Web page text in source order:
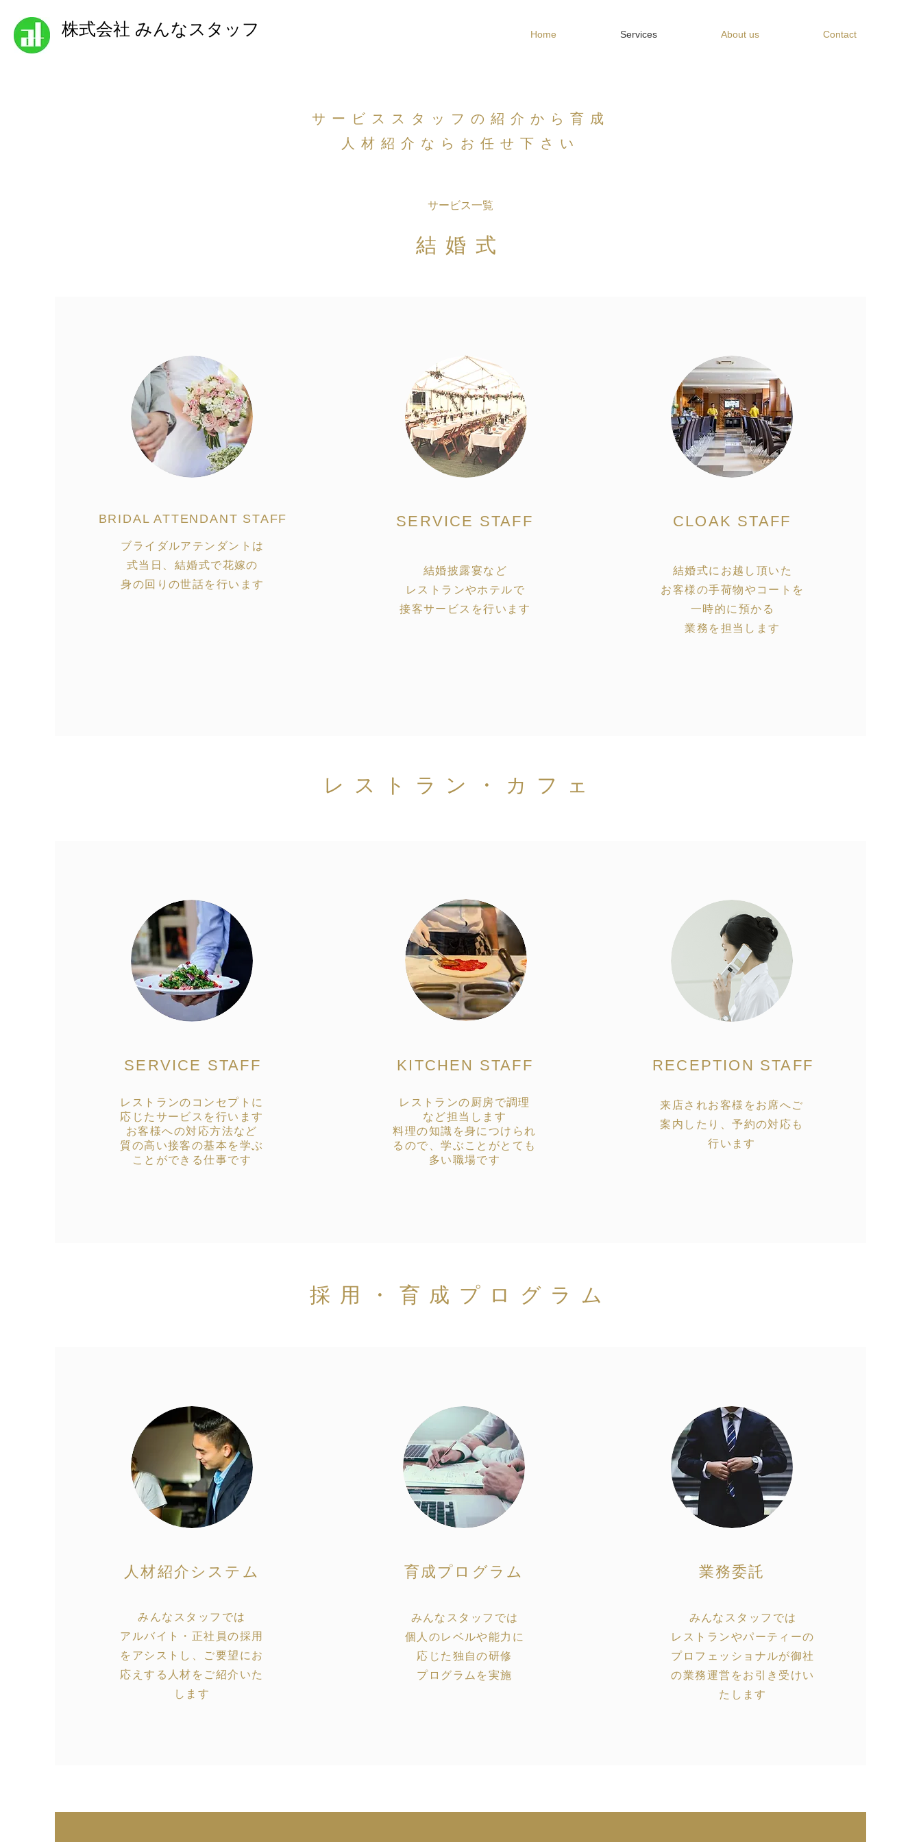
株式会社 みんなスタッフ Home Services About us Contact
サービススタッフの紹介から育成
​人材紹介ならお任せ下さい
​サービス一覧
結婚式
BRIDAL ATTENDANT STAFF
ブライダルアテンダントは
式当日、結婚式で花嫁の
身の回りの世話を行います
SERVICE STAFF
結婚披露宴など
レストランやホテルで
接客サービスを行います
CLOAK STAFF
結婚式にお越し頂いた
お客様の手荷物やコートを
一時的に預かる
業務を担当します
レストラン・カフェ
SERVICE STAFF
レストランのコンセプトに
応じたサービスを行います
お客様への対応方法など
質の高い接客の基本を学ぶ
ことができる仕事です
KITCHEN STAFF
レストランの厨房で調理
など担当します
料理の知識を身につけられ
るので、学ぶことがとても
多い職場です
RECEPTION STAFF
来店されお客様をお席へご
案内したり、予約の対応も
行います
採用・育成プログラム
人材紹介システム
みんなスタッフでは
アルバイト・正社員の採用
をアシストし、ご要望にお
応えする人材をご紹介いた
します
育成プログラム
みんなスタッフでは
個人のレベルや能力に
応じた独自の研修
プログラムを実施
業務委託
みんなスタッフでは
レストランやパーティーの
プロフェッショナルが御社
の業務運営をお引き受けい
たします